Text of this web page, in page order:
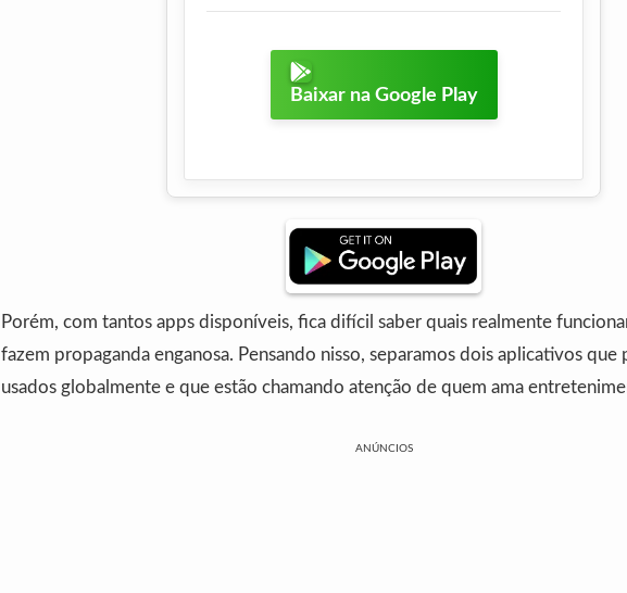
Baixar na Google Play
Porém, com tantos apps disponíveis, fica difícil saber quais realmente
fazem propaganda enganosa. Pensando nisso, separamos dois aplicativos que
usados globalmente e que estão chamando atenção de quem ama
ANÚNCIOS